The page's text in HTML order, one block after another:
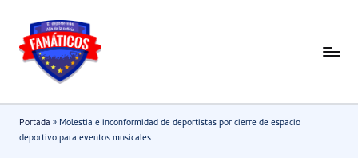
Saltar
contenido
F
n
a
Noticias
deportivas
-
Mundial
2026
Portada » Molestia e inconformidad de deportistas por cierre de espacio
deportivo para eventos musicales